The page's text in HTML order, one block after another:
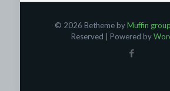
© 2026 Betheme byMuffin group
Reserved | Powered by